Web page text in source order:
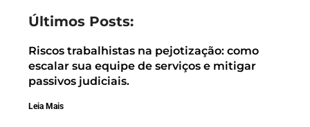
Últimos Posts:
Riscos trabalhistas na pejotização: como
escalar sua equipe de serviços e mitigar
passivos judiciais.
Leia Mais